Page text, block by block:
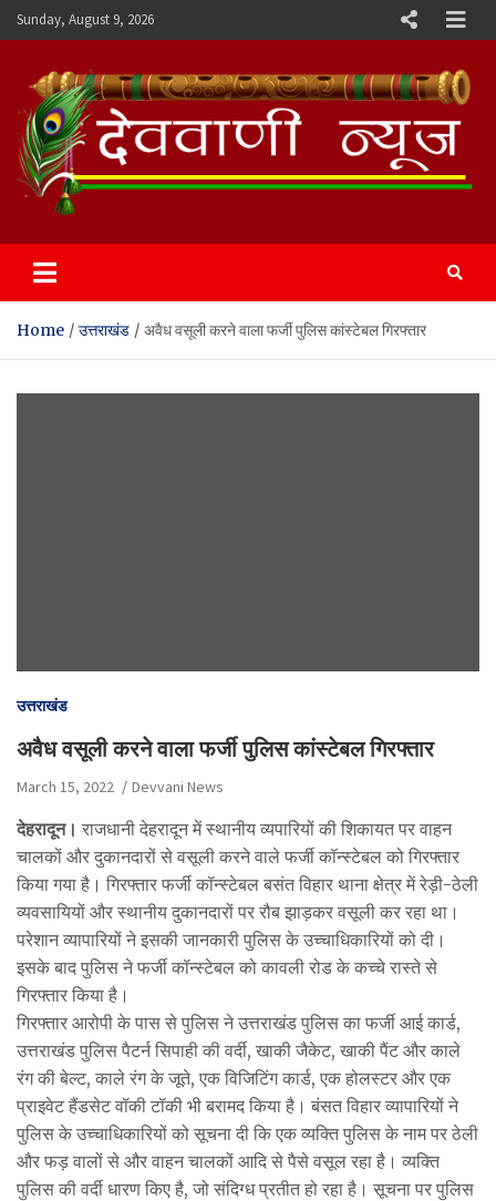
Skip
to
Sunday, August 9, 2026
Devvani News Portal
Home उत्तराखंड अवैध वसूली करने वाला फर्जी पुलिस कांस्टेबल गिरफ्तार
उत्तराखंड
अवैध वसूली करने वाला फर्जी पुलिस कांस्टेबल गिरफ्तार
March 15, 2022 Devvani News
देहरादून। राजधानी देहरादून में स्थानीय व्यपारियों की शिकायत पर वाहन
चालकों और दुकानदारों से वसूली करने वाले फर्जी कॉन्स्टेबल को गिरफ्तार
किया गया है। गिरफ्तार फर्जी कॉन्स्टेबल बसंत विहार थाना क्षेत्र में रेड़ी-ठेली
व्यवसायियों और स्थानीय दुकानदारों पर रौब झाड़कर वसूली कर रहा था।
परेशान व्यापारियों ने इसकी जानकारी पुलिस के उच्चाधिकारियों को दी।
इसके बाद पुलिस ने फर्जी कॉन्स्टेबल को कावली रोड के कच्चे रास्ते से
गिरफ्तार किया है।
गिरफ्तार आरोपी के पास से पुलिस ने उत्तराखंड पुलिस का फर्जी आई कार्ड,
उत्तराखंड पुलिस पैटर्न सिपाही की वर्दी, खाकी जैकेट, खाकी पैंट और काले
रंग की बेल्ट, काले रंग के जूते, एक विजिटिंग कार्ड, एक होलस्टर और एक
प्राइवेट हैंडसेट वॉकी टॉकी भी बरामद किया है। बंसत विहार व्यापारियों ने
पुलिस के उच्चाधिकारियों को सूचना दी कि एक व्यक्ति पुलिस के नाम पर ठेली
और फड़ वालों से और वाहन चालकों आदि से पैसे वसूल रहा है। व्यक्ति
पुलिस की वर्दी धारण किए है, जो संदिग्ध प्रतीत हो रहा है। सूचना पर पुलिस